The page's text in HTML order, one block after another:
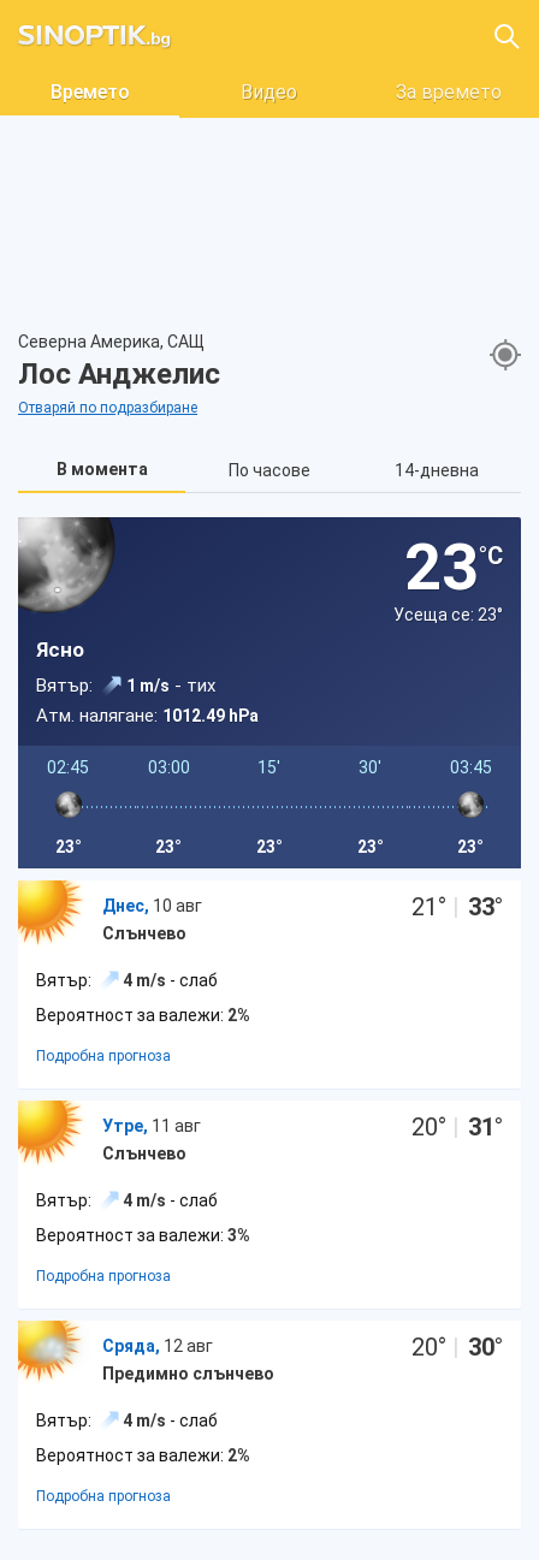
Времето Видео За времето
Северна Америка, САЩ
Лос Анджелис
Отваряй по подразбиране
В момента По часове 14-дневна
23°C
Усеща се: 23°
Ясно
Вятър: 1 m/s - тих
Атм. налягане: 1012.49 hPa
02:45
23°
03:00
23°
15'
23°
30'
23°
03:45
23°
Днес, 10 авг
Слънчево
21 ° | 33°
Вятър: 4 m/s - слаб
Вероятност за валежи: 2%
Подробна прогноза
Утре, 11 авг
Слънчево
20° | 31°
Вятър: 4 m/s - слаб
Вероятност за валежи: 3%
Подробна прогноза
Сряда, 12 авг
Предимно слънчево
20° | 30°
Вятър: 4 m/s - слаб
Вероятност за валежи: 2%
Подробна прогноза